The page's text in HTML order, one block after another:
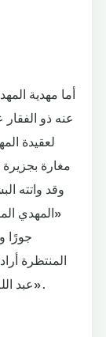
أما مهدية
عنه ذو
لعقيدة
وقد واتته
«المهدي
جورًا
المنتظرة
عبد الله، فيجب التسليم والانقياد لأمر الله ورسوله».